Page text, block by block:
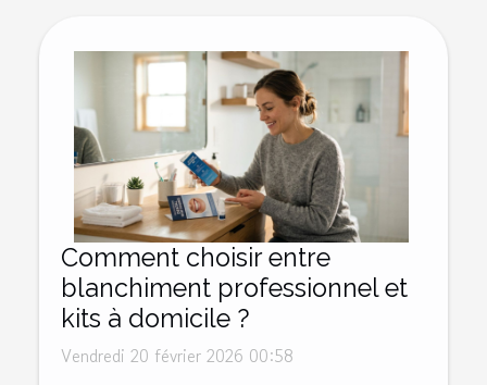
Comment choisir entre
blanchiment professionnel et
kits à domicile ?
Vendredi 20 février 2026 00:58